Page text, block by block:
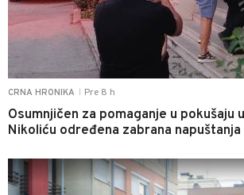
CRNA HRONIKA Pre 8 h
Osumnjičen za pomaganje u pokušaju
Nikoliću određena zabrana